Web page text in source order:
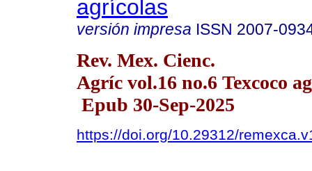
agrícolas
versión impresa ISSN 2007-
Rev. Mex. Cienc.
Agríc vol.16 no.6 Texcoco
Epub 30-Sep-2025
https://doi.org/10.29312/